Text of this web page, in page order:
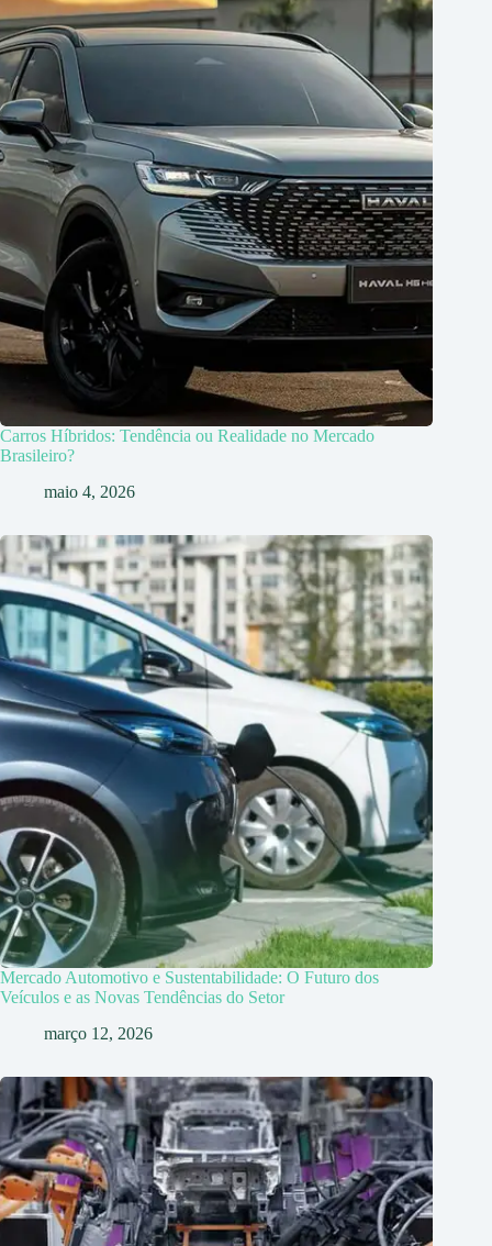
Carros Híbridos: Tendência ou Realidade no Mercado
Brasileiro?
maio 4, 2026
Mercado Automotivo e Sustentabilidade: O Futuro dos
Veículos e as Novas Tendências do Setor
março 12, 2026